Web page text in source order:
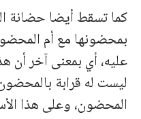
كما تسقط أيضا حضانة
بمحضونها مع أم
عليه، أي بمعنى آخر أن
ليست له قرابة
المحضون، وعلى هذا